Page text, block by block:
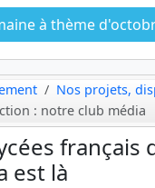
thème d'octobre ! Vidéo de
Nos projets,
: notre club média
français
est là